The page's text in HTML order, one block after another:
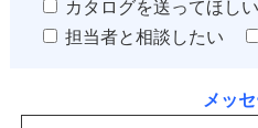
カタログを送ってほしい
担当者と相談したい
メッ